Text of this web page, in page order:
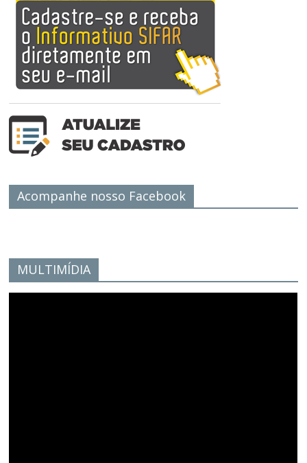
Acompanhe nosso Facebook
MULTIMÍDIA